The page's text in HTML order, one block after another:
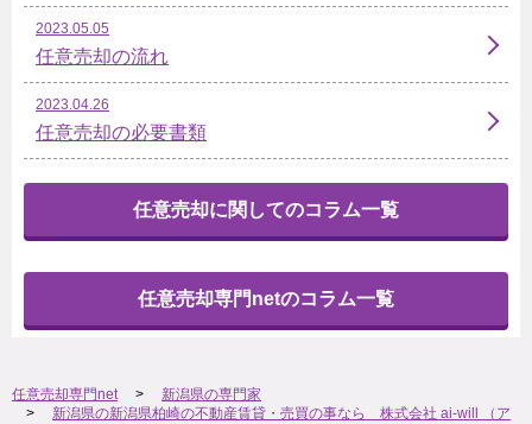
2023.05.05
任意売却の流れ
2023.04.26
任意売却の必要書類
任意売却に関してのコラム一覧
任意売却専門netのコラム一覧
任意売却専門net
新潟県の専門家
新潟県の新潟県柏崎の不動産賃貸・売買の事なら 株式会社 ai-will （ア